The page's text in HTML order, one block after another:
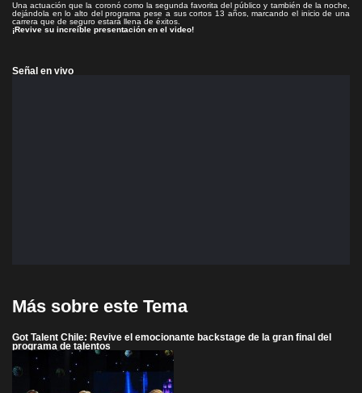
Una actuación que la coronó como la segunda favorita del público y también de la noche,
dejándola en lo alto del programa pese a sus cortos 13 años, marcando el inicio de una
carrera que de seguro estará llena de éxitos.
¡Revive su increíble presentación en el video!
Señal en vivo
Más sobre este Tema
Got Talent Chile: Revive el emocionante backstage de la gran final del
programa de talentos